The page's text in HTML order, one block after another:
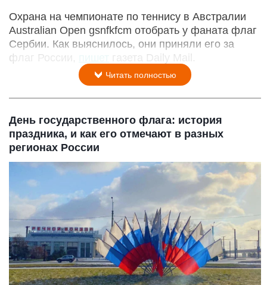
Охрана на чемпионате по теннису в Австралии
Australian Open gsnfkfcm отобрать у фаната флаг
Сербии. Как выяснилось, они приняли его за
флаг России,
газета Daily Mail.
Читать полностью
День государственного флага: история
праздника, и как его отмечают в разных
регионах России